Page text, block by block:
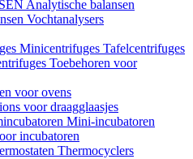
Analytische balansen
Vochtanalysers
Minicentrifuges Tafelcentrifuges
Toebehoren voor
voor ovens
voor draagglaasjes
Mini-incubatoren
incubatoren
Thermocyclers